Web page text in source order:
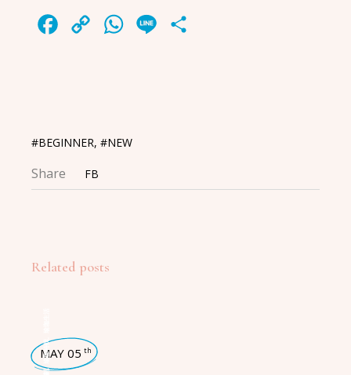
Facebook
Copy
WhatsApp
Line
#BEGINNER,#NEW
Share FB
Related posts
,
瑜珈特輯
MAY 05 th